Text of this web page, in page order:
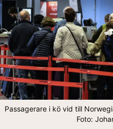
Passagerare i kö vid till
Foto: